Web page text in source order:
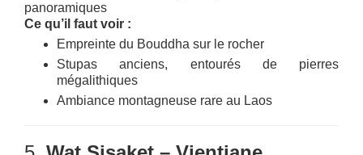
panoramiques
Ce qu’il faut voir :
Empreinte du Bouddha sur le rocher
Stupas anciens, entourés de pierres
mégalithiques
Ambiance montagneuse rare au Laos